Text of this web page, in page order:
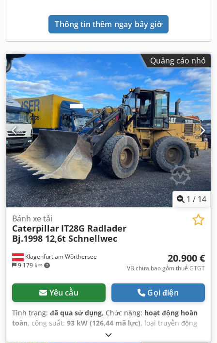
Thông tin thêm ngay bây giờ
Quảng cáo nhỏ
1 / 14
Klagenfurt am Wörthersee
9.179 km
Bánh xe tải
Caterpillar IT28G Radlader
Bj.1998 12,6t Schnellwec
20.900 €
VB chưa bao gồm thuế GTGT
Yêu cầu Gọi điện
Tình trạng: đã qua sử dụng, Chức năng: hoạt động hoàn
toàn, công suất: 93 kW (126,44 mã lực), loại truyền động
, loại nhiên liệu: